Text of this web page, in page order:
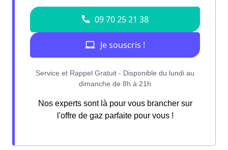
Nos experts sont là pour vous brancher sur
l'offre de gaz parfaite pour vous !